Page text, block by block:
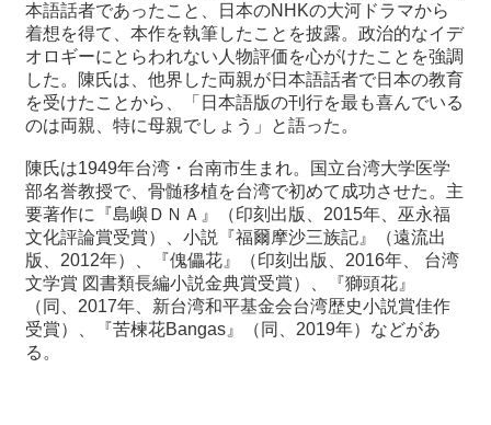
サ
イ
ト
マ
ッ
本語話者であったこと、日本のNHKの大河ドラマから
着想を得て、本作を執筆したことを披露。政治的なイデ
オロギーにとらわれない人物評価を心がけたことを強調
した。陳氏は、他界した両親が日本語話者で日本の教育
を受けたことから、「日本語版の刊行を最も喜んでいる
のは両親、特に母親でしょう」と語った。
陳氏は1949年台湾・台南市生まれ。国立台湾大学医学
部名誉教授で、骨髄移植を台湾で初めて成功させた。主
要著作に『島嶼ＤＮＡ』（印刻出版、2015年、巫永福
文化評論賞受賞）、小説『福爾摩沙三族記』（遠流出
版、2012年）、『傀儡花』（印刻出版、2016年、 台湾
文学賞 図書類長編小説金典賞受賞）、『獅頭花』
（同、2017年、新台湾和平基金会台湾歴史小説賞佳作
受賞）、『苦楝花Bangas』（同、2019年）などがあ
る。